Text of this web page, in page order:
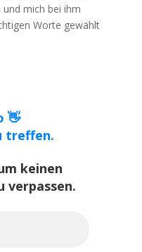
mich bei ihm
Worte gewählt
👋
treffen.
keinen
verpassen.